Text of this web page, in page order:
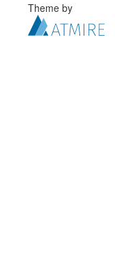
Theme by